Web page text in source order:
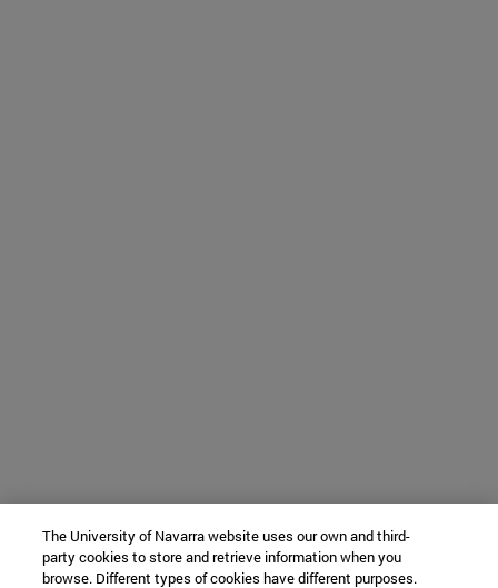
The University of Navarra website uses our own and third-
party cookies to store and retrieve information when you
browse. Different types of cookies have different purposes.